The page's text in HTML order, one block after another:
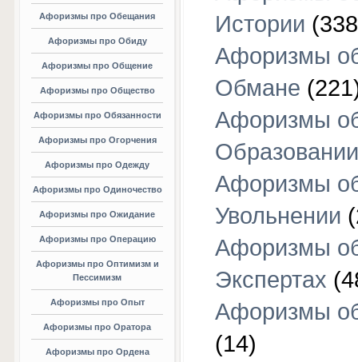
Афоризмы про Обещания
Афоризмы про Обиду
Афоризмы про Общение
Афоризмы про Общество
Афоризмы про Обязанности
Афоризмы про Огорчения
Афоризмы про Одежду
Афоризмы про Одиночество
Афоризмы про Ожидание
Афоризмы про Операцию
Афоризмы про Оптимизм и
Пессимизм
Афоризмы про Опыт
Афоризмы про Оратора
Афоризмы про Ордена
Истории
Афоризмы
Обмане
Афоризмы
Образовании
Афоризмы
Увольнении
Афоризмы
Экспертах
Афоризмы
(14)